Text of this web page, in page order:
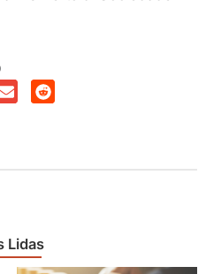
Lidas